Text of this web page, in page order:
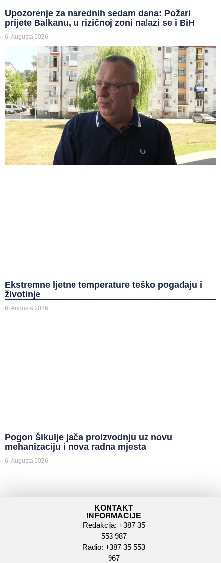
Upozorenje za narednih sedam dana: Požari
prijete Balkanu, u rizičnoj zoni nalazi se i BiH
6. Augusta 2026.
Ekstremne ljetne temperature teško pogađaju i
životinje
6. Augusta 2026.
Pogon Šikulje jača proizvodnju uz novu
mehanizaciju i nova radna mjesta
6. Augusta 2026.
KONTAKT
INFORMACIJE
Redakcija: +387 35
553 987
Radio: +387 35 553
967